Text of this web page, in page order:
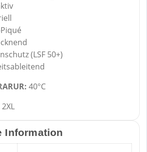
(LSF 50+)
40°C
2XL
Information